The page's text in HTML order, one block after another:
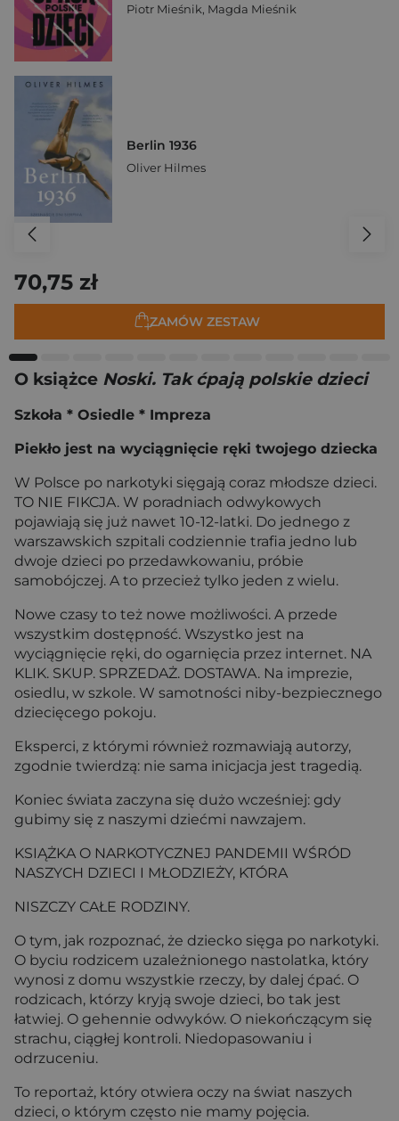
Piotr Mieśnik, Magda Mieśnik
Berlin 1936
Oliver Hilmes
70,75 zł
ZAMÓW ZESTAW
O książce Noski. Tak ćpają polskie dzieci
Szkoła * Osiedle * Impreza
Piekło jest na wyciągnięcie ręki twojego dziecka
W Polsce po narkotyki sięgają coraz młodsze dzieci.
TO NIE FIKCJA. W poradniach odwykowych
pojawiają się już nawet 10-12-latki. Do jednego z
warszawskich szpitali codziennie trafia jedno lub
dwoje dzieci po przedawkowaniu, próbie
samobójczej. A to przecież tylko jeden z wielu.
Nowe czasy to też nowe możliwości. A przede
wszystkim dostępność. Wszystko jest na
wyciągnięcie ręki, do ogarnięcia przez internet. NA
KLIK. SKUP. SPRZEDAŻ. DOSTAWA. Na imprezie,
osiedlu, w szkole. W samotności niby-bezpiecznego
dziecięcego pokoju.
Eksperci, z którymi również rozmawiają autorzy,
zgodnie twierdzą: nie sama inicjacja jest tragedią.
Koniec świata zaczyna się dużo wcześniej: gdy
gubimy się z naszymi dziećmi nawzajem.
KSIĄŻKA O NARKOTYCZNEJ PANDEMII WŚRÓD
NASZYCH DZIECI I MŁODZIEŻY, KTÓRA
NISZCZY CAŁE RODZINY.
O tym, jak rozpoznać, że dziecko sięga po narkotyki.
O byciu rodzicem uzależnionego nastolatka, który
wynosi z domu wszystkie rzeczy, by dalej ćpać. O
rodzicach, którzy kryją swoje dzieci, bo tak jest
łatwiej. O gehennie odwyków. O niekończącym się
strachu, ciągłej kontroli. Niedopasowaniu i
odrzuceniu.
To reportaż, który otwiera oczy na świat naszych
dzieci, o którym często nie mamy pojęcia.